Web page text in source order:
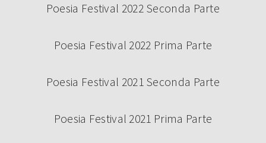
Poesia Festival 2022 Seconda Parte
Poesia Festival 2022 Prima Parte
Poesia Festival 2021 Seconda Parte
Poesia Festival 2021 Prima Parte